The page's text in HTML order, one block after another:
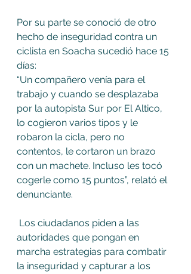
Por su parte se conoció de otro
hecho de inseguridad contra un
ciclista en Soacha sucedió hace 15
días:
“Un compañero venía para el
trabajo y cuando se desplazaba
por la autopista Sur por El Altico,
lo cogieron varios tipos y le
robaron la cicla, pero no
contentos, le cortaron un brazo
con un machete. Incluso les tocó
cogerle como 15 puntos”, relató el
denunciante.
autoridades que pongan en
marcha estrategias para combatir
la inseguridad y capturar a los